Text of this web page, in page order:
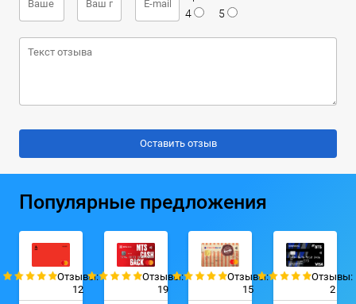
4
5
Популярные предложения
Отзывы:
12
Отзывы:
19
Отзывы:
15
Отзывы:
2